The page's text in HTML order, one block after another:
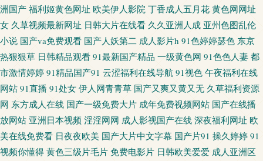
色伦理 韩日性爱网站 欧美综合色 亚洲操逼视频网站 99麻豆 欧美少女性性交
午夜亚洲无码 av福利资源导航 肏逼123 无码av观看韩国 肏屄五区 另类AV激
情 97超碰大香蕉 国产精品素人 欧美韩性生在线看 亚洲综合日韩在线 日本性
爱自拍 国产精品自第 五月天青青草 97人人射 欧美成人性 午夜福利色片 91丝
袜福利 国产精品乱码专区 丝袜性爱aV 99热色 狠狠撸日日操 91美眉网 老司
洲国产 福利姬黄色网址 欧美伊人影院 丁香成人五月花 黄色网网址
女 久草视频最新网址 日韩大片在线看 久久亚洲人成 亚州色图乱伦
小说 国产va免费观看 国产人妖第二 成人影片h 91色婷婷瑟色 东京
热狠狠草 日韩精品观看 91最新国产精品 一级黄色网 91色色人妻 都
市激情婷婷 91精品国产91 云涩福利在线导航 91视色 午夜福利在线
网站 91直播 91处女 伊人网青青草 国产又爽又黄又无 久草福利资源
网 东方成人在线 国产一级免费大片 成年免费视频网站 国产在线播
放网站 亚洲日本视频 淫淫网网 成人影视国产在线 深夜福利网址 欧
美在线免费看 日夜夜欧美 国产大片中文字幕 国产片91 操久婷婷 91
视频你懂得 黄色三级片毛片 免费电影片 日韩欧美爱爱 成人亚洲区